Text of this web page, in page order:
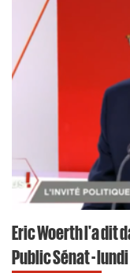
Eric Woerth l'a dit
Public Sénat -